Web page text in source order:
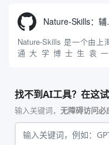
Windows 平台。当用户使
面版 Gemini 客户端
Antigravity IDE ...
Nature-
Nature-Skills 是一个由上
通大学博士生袁
合，专为顶级学术期刊
Nature、Science、Cell
的论文撰写与发表流程设
该工具集以智能体插...
找不到AI工具？在这试
输入关键词， 无障碍访问必